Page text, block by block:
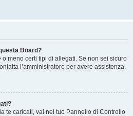
Board?
meno certi tipi di allegati. Se non sei sicuro
l’amministratore per avere assistenza.
te caricati, vai nel tuo Pannello di Controllo